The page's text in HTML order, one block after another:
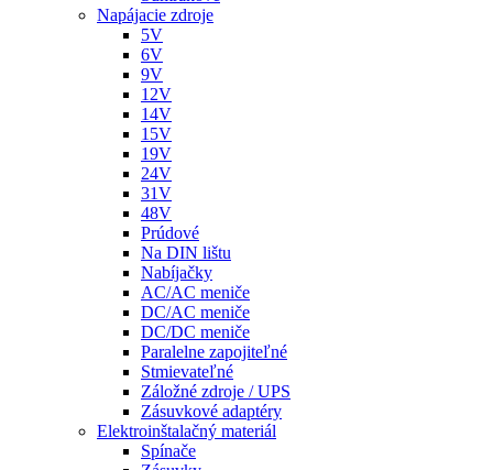
Napájacie zdroje
5V
6V
9V
12V
14V
15V
19V
24V
31V
48V
Prúdové
Na DIN lištu
Nabíjačky
AC/AC meniče
DC/AC meniče
DC/DC meniče
Paralelne zapojiteľné
Stmievateľné
Záložné zdroje / UPS
Zásuvkové adaptéry
Elektroinštalačný materiál
Spínače